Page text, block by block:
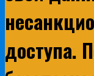
доступа.